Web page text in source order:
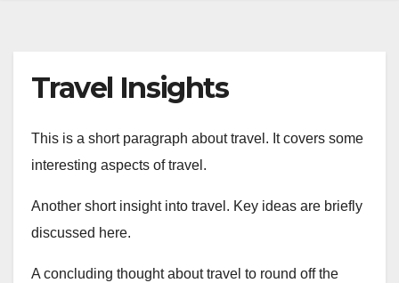
Travel Insights
This is a short paragraph about travel. It covers some
interesting aspects of travel.
Another short insight into travel. Key ideas are briefly
discussed here.
A concluding thought about travel to round off the